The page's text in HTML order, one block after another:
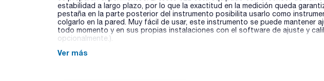
estabilidad a largo plazo, por lo que la exactitud en la medición queda
pestaña en la parte posterior del instrumento posibilita usarlo como
colgarlo en la pared. Muy fácil de usar, este instrumento se puede mantener
todo momento y en sus propias instalaciones con el software de ajuste y
opcionalmente.).
Ver más